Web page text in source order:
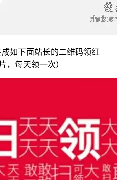
如下面站长的二维码领红
，每天领一次）